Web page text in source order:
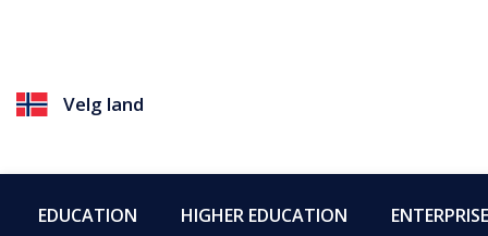
Velg land
EDUCATION HIGHER EDUCATION ENTERPRISE